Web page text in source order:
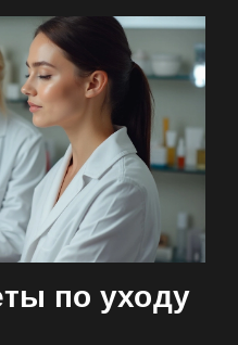
по уходу